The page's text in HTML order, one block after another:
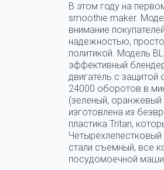
В этом году на
smoothie maker.
внимание
надежностью,
политикой. Модель
эффективный
двигатель с защитой
24000 оборотов в
(зеленый,
изготовлена из
пластика Tritan,
стали съемный, все
посудомоечной